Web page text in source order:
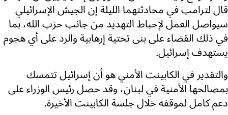
قال لترامب في محادثتهما الليلة إن الجيش الإسرائيلي
سيواصل العمل لإحباط التهديد من جانب حزب الله، بما
في ذلك القضاء على بنى تحتية إرهابية والرد على أي هجوم
يستهدف إسرائيل.
والتقدير في الكابينت الأمني هو أن إسرائيل تتمسك
بمصالحها الأمنية في لبنان، وقد حصل رئيس الوزراء على
دعم كامل لموقفه خلال جلسة الكابينت الأخيرة.